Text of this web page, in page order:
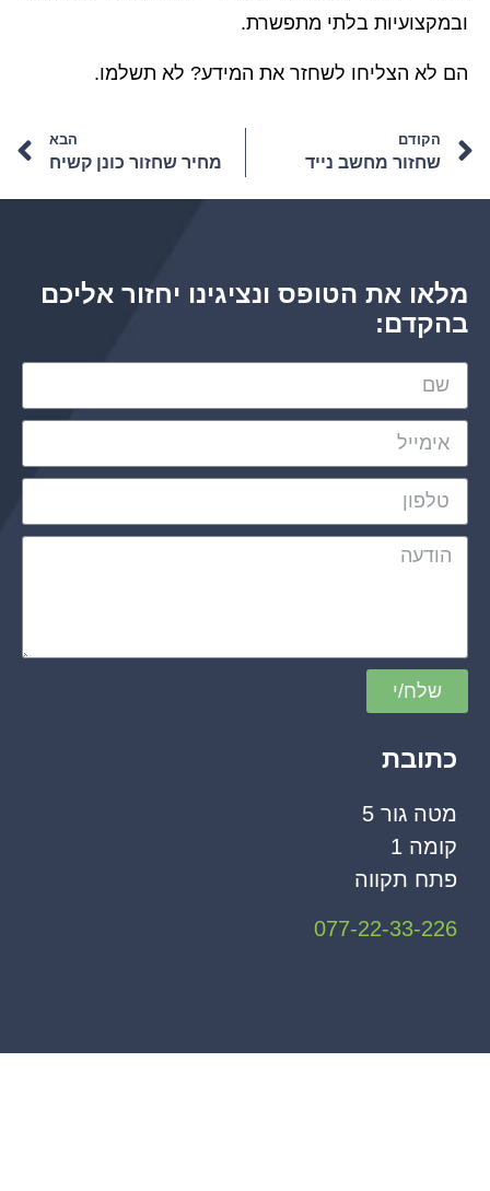
ובמקצועיות בלתי מתפשרת.
הם לא הצליחו לשחזר את המידע? לא תשלמו.
הקודם
שחזור מחשב נייד
הבא
מחיר שחזור כונן קשיח
מלאו את הטופס ונציגינו יחזור אליכם
בהקדם:
שלח/י
כתובת
מטה גור 5
קומה 1
פתח תקווה
077-22-33-226